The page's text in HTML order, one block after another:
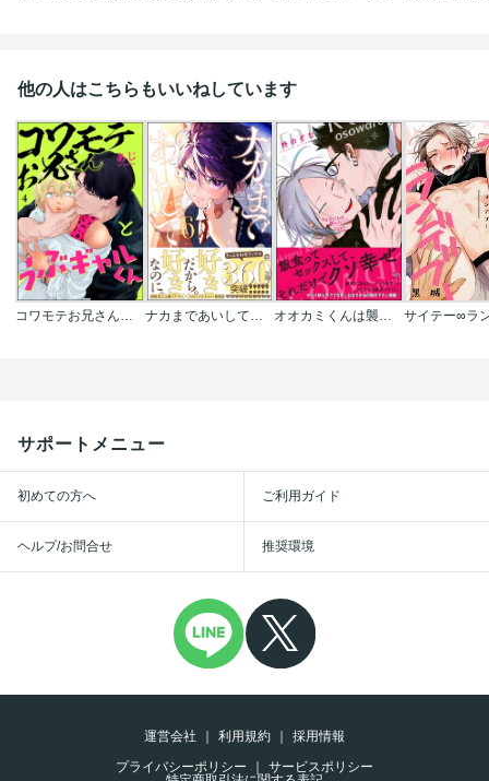
他の人はこちらもいいねしています
コワモテお兄さんとうぶギャルくん(分冊版) ナカまであいして【電子限定かきおろし漫画付】 オオカミくんは襲われたい サイテー∞ラ
サポートメニュー
初めての方へ ご利用ガイド
ヘルプ/お問合せ 推奨環境
運営会社 利用規約
採用情報
プライバシーポリシー
サービスポリシー